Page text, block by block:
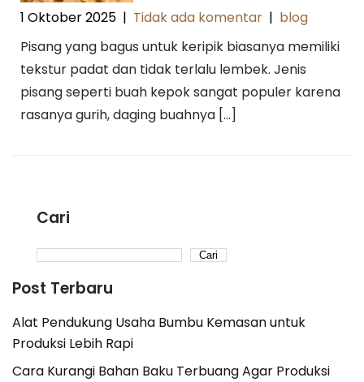
1 Oktober 2025 | Tidak ada komentar | blog
Pisang yang bagus untuk keripik biasanya memiliki
tekstur padat dan tidak terlalu lembek. Jenis
pisang seperti buah kepok sangat populer karena
rasanya gurih, daging buahnya […]
Cari
Cari
Post Terbaru
Alat Pendukung Usaha Bumbu Kemasan untuk
Produksi Lebih Rapi
Cara Kurangi Bahan Baku Terbuang Agar Produksi